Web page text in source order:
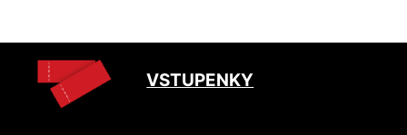
VSTUPENKY